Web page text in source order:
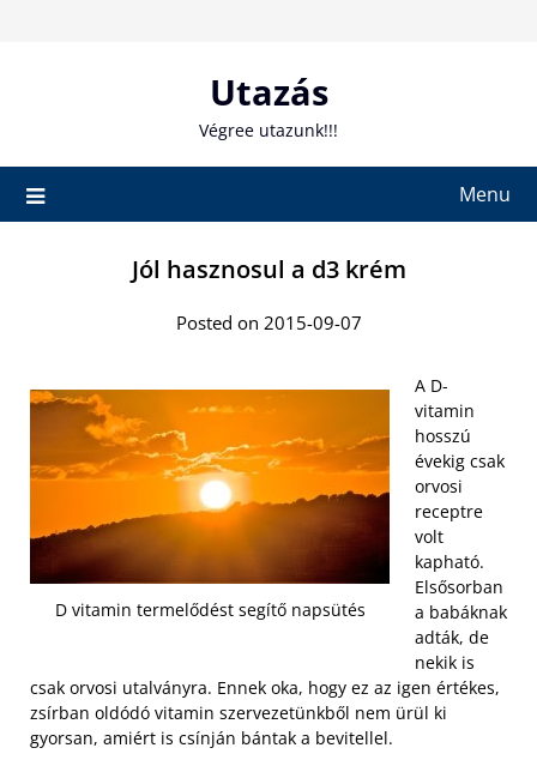
Utazás
Végree utazunk!!!
Menu
Jól hasznosul a d3 krém
Posted on 2015-09-07
D vitamin termelődést segítő napsütés
A D-
vitamin
hosszú
évekig csak
orvosi
receptre
volt
kapható.
Elsősorban
a babáknak
adták, de
nekik is
csak orvosi utalványra. Ennek oka, hogy ez az igen értékes,
zsírban oldódó vitamin szervezetünkből nem ürül ki
gyorsan, amiért is csínján bántak a bevitellel.